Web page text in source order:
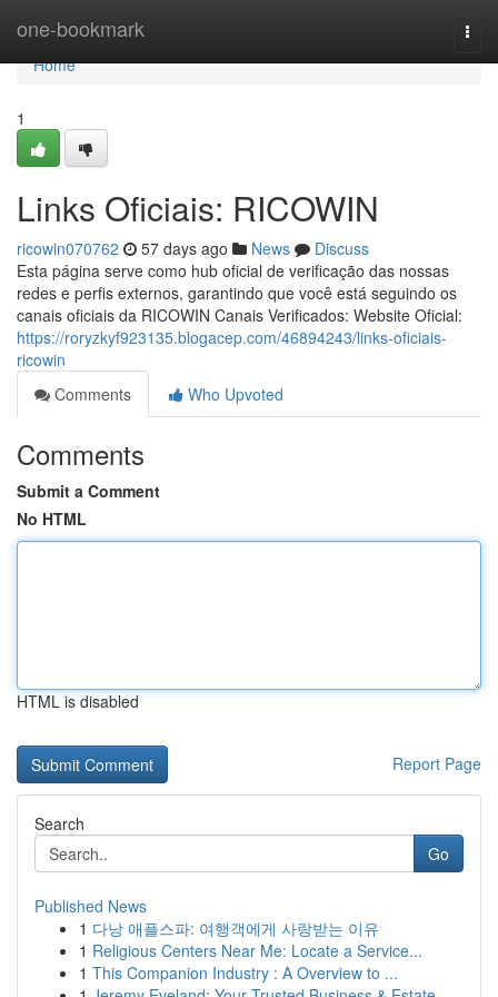
one-bookmark
Home
Home
1
Links Oficiais: RICOWIN
ricowin070762 57 days ago News
Discuss
Esta página serve como hub oficial de verificação das nossas
redes e perfis externos, garantindo que você está seguindo os
canais oficiais da RICOWIN Canais Verificados: Website Oficial:
https://roryzkyf923135.blogacep.com/46894243/links-oficiais-
ricowin
Comments
Who Upvoted
Comments
Submit a Comment
No HTML
HTML is disabled
Report Page
Search
Go
Published News
1 다낭 애플스파: 여행객에게 사랑받는 이유
1 Religious Centers Near Me: Locate a Service...
1 This Companion Industry : A Overview to ...